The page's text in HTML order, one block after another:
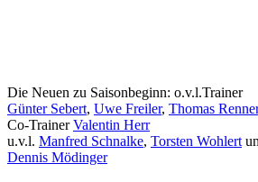
Die Neuen zu Saisonbeginn: o.v.l.Trainer
Günter Sebert, Uwe Freiler, Thomas Renner
Co-TrainerValentin Herr
u.v.l. Manfred Schnalke, Torsten Wohlert
Dennis Mödinger